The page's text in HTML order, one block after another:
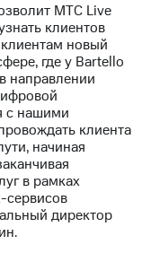
МТС Live
клиентов
новый
где у Bartello
направлении
с нашими
клиента
начиная
в рамках
сервисов
директор